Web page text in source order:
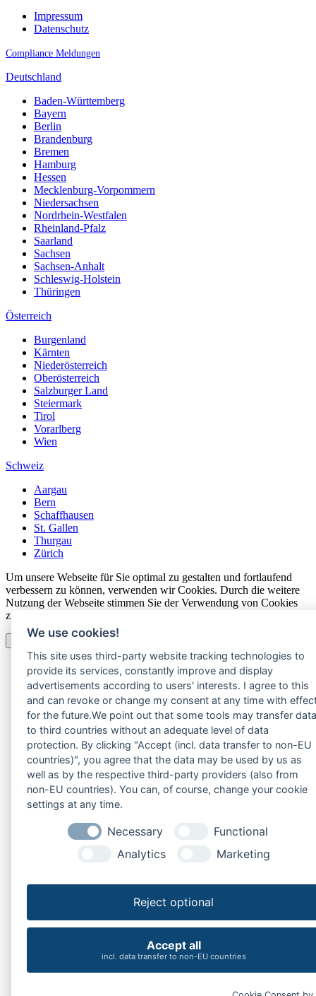
Impressum
Datenschutz
Compliance Meldungen
Deutschland
Baden-Württemberg
Bayern
Berlin
Brandenburg
Bremen
Hamburg
Hessen
Mecklenburg-Vorpommern
Niedersachsen
Nordrhein-Westfalen
Rheinland-Pfalz
Saarland
Sachsen
Sachsen-Anhalt
Schleswig-Holstein
Thüringen
Österreich
Burgenland
Kärnten
Niederösterreich
Oberösterreich
Salzburger Land
Steiermark
Tirol
Vorarlberg
Wien
Schweiz
Aargau
Bern
Schaffhausen
St. Gallen
Thurgau
Zürich
Um unsere Webseite für Sie optimal zu gestalten und fortlaufend
verbessern zu können, verwenden wir Cookies. Durch die weitere
Nutzung der Webseite stimmen Sie der Verwendung von Cookies
zu. Details finden Sie unserer
We use cookies!
This site uses third-party website tracking technologies to
provide its services, constantly improve and display
advertisements according to users' interests. I agree to this
and can revoke or change my consent at any time with
for the future.We point out that some tools may transfer
to third countries without an adequate level of data
protection. By clicking "Accept (incl. data transfer to non-EU
countries)", you agree that the data may be used by us as
well as by the respective third-party providers (also from
non-EU countries). You can, of course, change your cookie
settings at any time.
Necessary
Functional
Analytics
Marketing
Reject optional
Accept all
incl. data transfer to non-EU countries